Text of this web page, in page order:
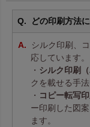
どの印刷方法
シルク印刷、
応しています。
・ シルク印刷（
クを載せる手
・ コピー転写印
ー印刷した図
ます。